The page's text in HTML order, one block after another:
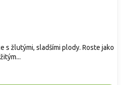
s žlutými, sladšími plody. Roste jako